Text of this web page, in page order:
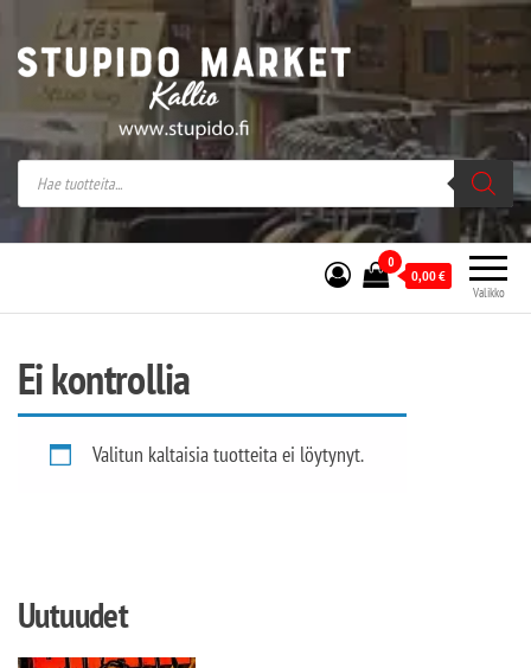
Stupido Market – verkossa ja kivijalassa
Stupido Market on vaihtoehtomusaan
erikoistunut verkko- sekä
kivijalkakauppa Helsingissä Kallion
sydämessä.
Valikko
0
0,00€
Ei kontrollia
Valitun kaltaisia tuotteita ei löytynyt.
Uutuudet